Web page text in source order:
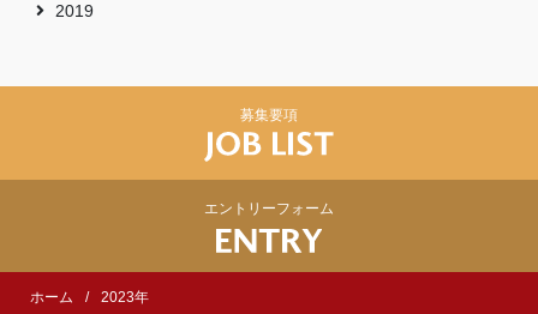
2019
募集要項
エントリーフォーム
ホーム 2023年